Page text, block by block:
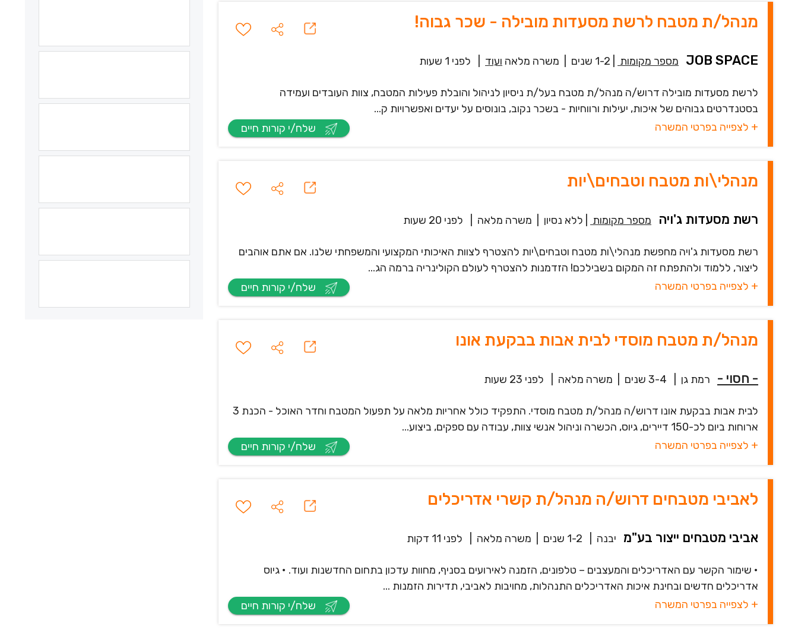
מנהל/ת מטבח לרשת מסעדות מובילה - שכר גבוה!
JOB SPACE מספר מקומות 1-2 שנים משרה מלאה ועוד לפני 1 שעות
לרשת מסעדות מובילה דרוש/ה מנהל/ת מטבח בעל/ת ניסיון לניהול והובלת פעילות המטבח, צוות העובדים ועמידה
בסטנדרטים גבוהים של איכות, יעילות ורווחיות - בשכר נקוב, בונוסים על יעדים ואפשרויות ק...
+ לצפייה בפרטי המשרה
מנהלי\ות מטבח וטבחים\יות
רשת מסעדות ג'ויה מספר מקומות ללא נסיון משרה מלאה לפני 20 שעות
רשת מסעדות ג'ויה מחפשת מנהלי\ות מטבח וטבחים\יות להצטרף לצוות האיכותי המקצועי והמשפחתי שלנו. אם אתם אוהבים
ליצור, ללמוד ולהתפתח זה המקום בשבילכם! הזדמנות להצטרף לעולם הקולינריה ברמה הג...
+ לצפייה בפרטי המשרה
מנהל/ת מטבח מוסדי לבית אבות בבקעת אונו
- חסוי - רמת גן 3-4 שנים משרה מלאה לפני 23 שעות
לבית אבות בבקעת אונו דרוש/ה מנהל/ת מטבח מוסדי. התפקיד כולל אחריות מלאה על תפעול המטבח וחדר האוכל - הכנת 3
ארוחות ביום לכ-150 דיירים, גיוס, הכשרה וניהול אנשי צוות, עבודה עם ספקים, ביצוע...
+ לצפייה בפרטי המשרה
לאביבי מטבחים דרוש/ה מנהל/ת קשרי אדריכלים
אביבי מטבחים ייצור בע"מ יבנה 1-2 שנים משרה מלאה לפני 11 דקות
• שימור הקשר עם האדריכלים והמעצבים – טלפונים, הזמנה לאירועים בסניף, מחוות עדכון בתחום החדשנות ועוד. • גיוס
אדריכלים חדשים ובחינת איכות האדריכלים התנהלות, מחויבות לאביבי, תדירות הזמנות ...
+ לצפייה בפרטי המשרה